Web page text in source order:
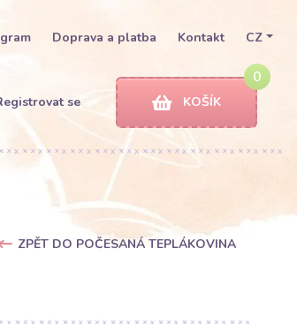
Doprava a platba Kontakt CZ
se
0
KOŠÍK
ZPĚT DO POČESANÁ TEPLÁKOVINA